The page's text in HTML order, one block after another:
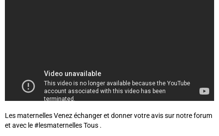
Les maternelles Venez échanger et donner votre avis sur notre forum
et avec le #lesmaternelles Tous .